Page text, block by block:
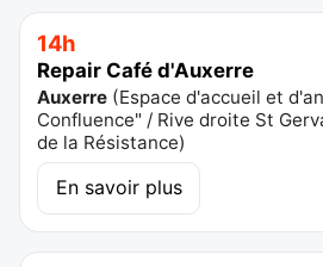
14h
Repair Café d'Auxerre
Auxerre (Espace d'accueil et
Confluence" / Rive droite St
de la Résistance)
En savoir plus